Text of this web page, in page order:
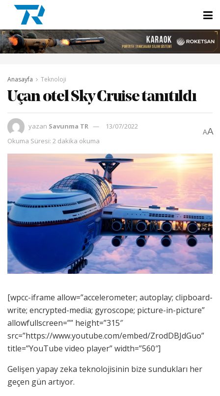
Anasayfa Teknoloji
Uçan otel Sky Cruise tanıtıldı
yazan Savunma TR
13/07/2022
Okuma Süresi: 2 dakika okuma
AA
[wpcc-iframe allow=”accelerometer; autoplay; clipboard-
write; encrypted-media; gyroscope; picture-in-picture”
allowfullscreen=”” height=”315″
src=”https://www.youtube.com/embed/ZrodDBJdGuo”
title=”YouTube video player” width=”560″]
Gelişen yapay zeka teknolojisinin bize sundukları her
geçen gün artıyor.